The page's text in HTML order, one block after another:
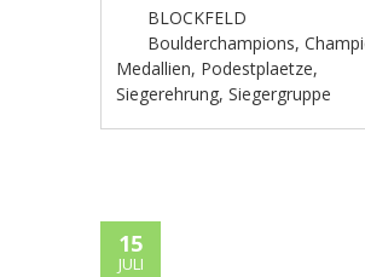
BLOCKFELD
Boulderchampions,
Medallien, Podestplaetze,
Siegerehrung,Siegergruppe
15
JULI